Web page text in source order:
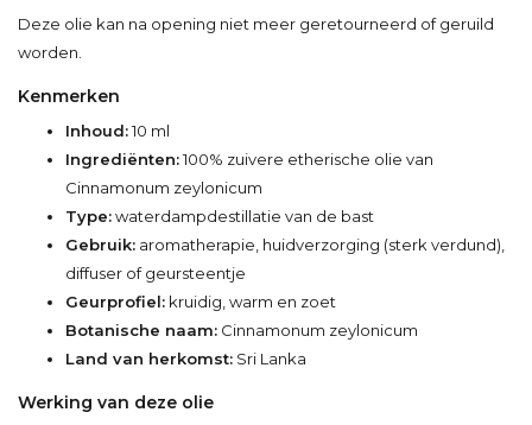
Deze olie kan na opening niet meer geretourneerd of geruild
worden.
Kenmerken
Inhoud:10 ml
Ingrediënten:100% zuivere etherische olie van
Cinnamonum zeylonicum
Type:waterdampdestillatie van de bast
Gebruik: aromatherapie, huidverzorging (sterk verdund),
diffuser of geursteentje
Geurprofiel: kruidig, warm en zoet
Botanische naam: Cinnamonum zeylonicum
Land van herkomst: Sri Lanka
Werking van deze olie